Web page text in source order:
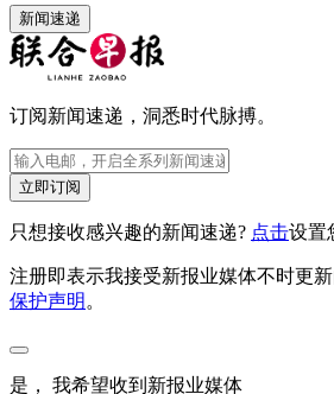
新闻速递
订阅新闻速递，洞悉时代脉搏。
立即订阅
只想接收感兴趣的新闻速递? 点击设置
注册即表示我接受新报业媒体不时更
保护声明 。
是， 我希望收到新报业媒体